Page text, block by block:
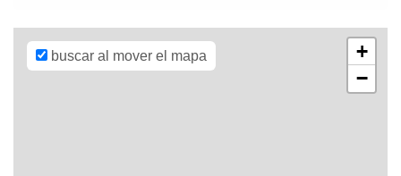
buscar al mover el mapa
+
−